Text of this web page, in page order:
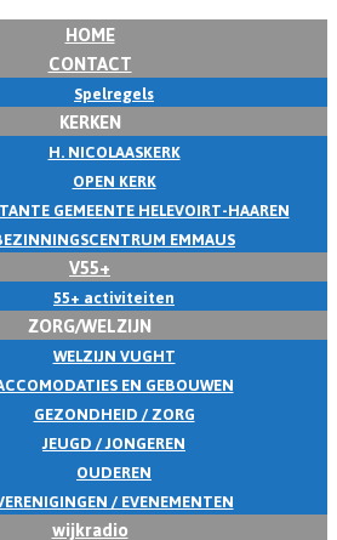
HOME
CONTACT
Spelregels
KERKEN
H. NICOLAASKERK
OPEN KERK
GEMEENTE HELEVOIRT-HAAREN
EMMAUS
V55+
55+ activiteiten
ZORG/WELZIJN
WELZIJN VUGHT
EN GEBOUWEN
GEZONDHEID / ZORG
JEUGD / JONGEREN
OUDEREN
/ EVENEMENTEN
wijkradio